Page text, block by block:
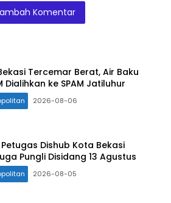
Komentar
Tercemar Berat, Air Baku
Dialihkan ke SPAM Jatiluhur
2026-08-06
Petugas Dishub Kota Bekasi
Pungli Disidang 13 Agustus
2026-08-05